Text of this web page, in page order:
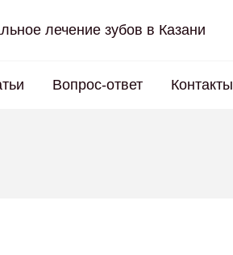
лечение зубов в Казани
Вопрос-ответ Контакты